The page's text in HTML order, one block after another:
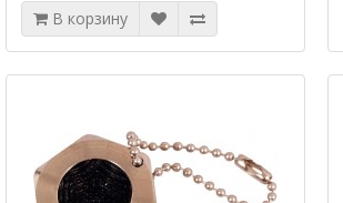
В корзину